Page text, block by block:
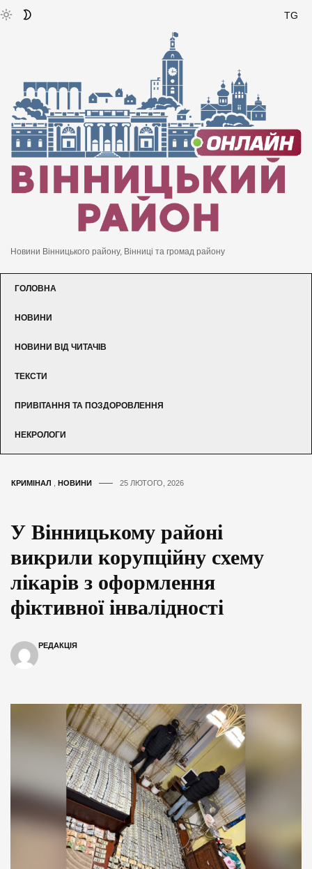
TG
Новини Вінницького району, Вінниці та громад району
ГОЛОВНА
НОВИНИ
НОВИНИ ВІД ЧИТАЧІВ
ТЕКСТИ
ПРИВІТАННЯ ТА ПОЗДОРОВЛЕННЯ
НЕКРОЛОГИ
КРИМІНАЛ НОВИНИ 25 ЛЮТОГО, 2026
У Вінницькому районі
викрили корупційну схему
лікарів з оформлення
фіктивної інвалідності
РЕДАКЦІЯ